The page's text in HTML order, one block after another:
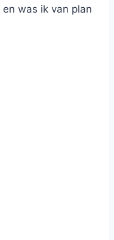
was ik van plan